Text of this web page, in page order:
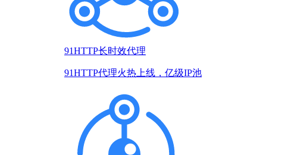
91HTTP长时效代理
91HTTP代理火热上线，亿级IP池